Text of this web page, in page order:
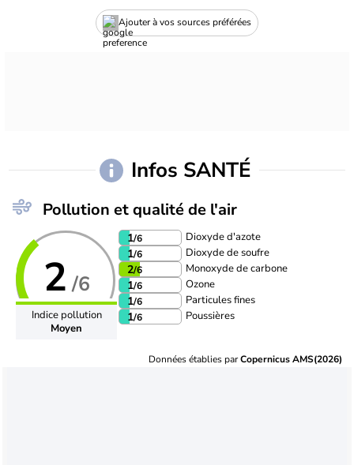
Ajouter à vos sources préférées
Infos SANTÉ
Pollution et qualité de l'air
2 /6
Indice pollution
Moyen
1/6 Dioxyde d'azote
1/6 Dioxyde de soufre
2/6 Monoxyde de carbone
1/6 Ozone
1/6 Particules fines
1/6 Poussières
Données établies parCopernicus AMS(2026)